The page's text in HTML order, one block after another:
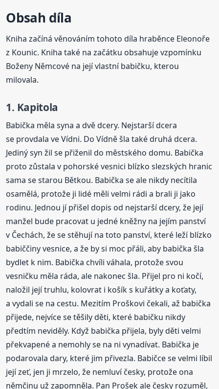
Obsah díla
Kniha začíná věnováním tohoto díla hraběnce Eleonoře
z Kounic. Kniha také na začátku obsahuje vzpomínku
Boženy Němcové na její vlastní babičku, kterou
milovala.
1. Kapitola
Babička měla syna a dvě dcery. Nejstarší dcera
se provdala ve Vídni. Do Vídně šla také druhá dcera.
Jediný syn žil se přiženil do městského domu. Babička
proto zůstala v pohorské vesnici blízko slezských hranic
sama se starou Bětkou. Babička se ale nikdy necítila
osamělá, protože ji lidé měli velmi rádi a brali ji jako
rodinu. Jednou jí přišel dopis od nejstarší dcery, že její
manžel bude pracovat u jedné kněžny na jejím panství
v Čechách, že se stěhují na toto panství, které leží blízko
babiččiny vesnice, a že by si moc přáli, aby babička šla
bydlet k nim. Babička chvíli váhala, protože svou
vesničku měla ráda, ale nakonec šla. Přijel pro ni kočí,
naložil její truhlu, kolovrat i košík s kuřátky a koťaty,
a vydali se na cestu. Mezitím Proškovi čekali, až babička
přijede, nejvíce se těšily děti, které babičku nikdy
předtím neviděly. Když babička přijela, byly děti velmi
překvapené a nemohly se na ni vynadívat. Babička je
podarovala dary, které jim přivezla. Babičce se velmi líbil
její zeť, jen ji mrzelo, že nemluví česky, protože ona
němčinu už zapomněla. Pan Prošek ale česky rozuměl,